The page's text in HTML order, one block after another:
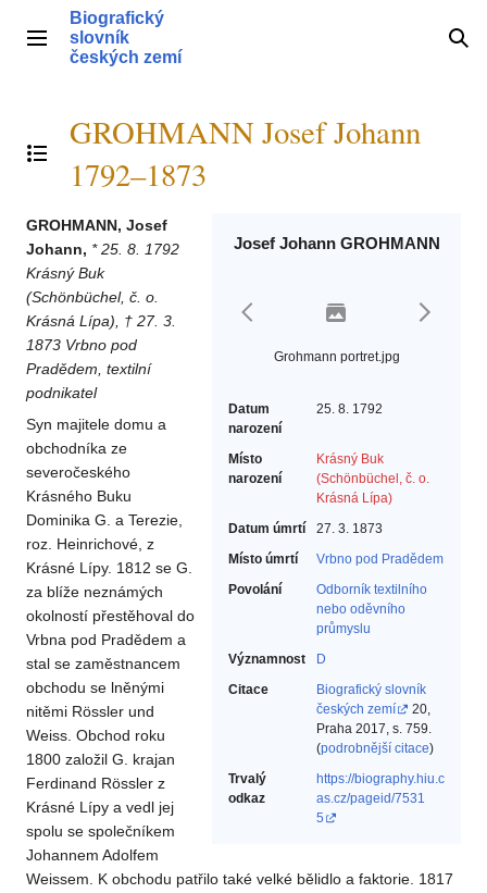
obsahHlavní menu
Biografický
slovník
českých zemí
Přepnout obsah
GROHMANN Josef Johann
1792–1873
Josef Johann GROHMANN
Grohmann portret.jpg
Datum
narození
25. 8. 1792
Místo
narození
Krásný Buk
(Schönbüchel, č. o.
Krásná Lípa)
Datum úmrtí
27. 3. 1873
Místo úmrtí
Vrbno pod Pradědem
Povolání
Odborník textilního
nebo oděvního
průmyslu‎
Významnost
D
Citace
Biografický slovník
českých zemí
20,
Praha 2017, s. 759.
(podrobnější citace)
Trvalý
odkaz
https://biography.hiu.c
as.cz/pageid/7531
5
GROHMANN, Josef
Johann, * 25. 8. 1792
Krásný Buk
(Schönbüchel, č. o.
Krásná Lípa), † 27. 3.
1873 Vrbno pod
Pradědem, textilní
podnikatel
Syn majitele domu a
obchodníka ze
severočeského
Krásného Buku
Dominika G. a Terezie,
roz. Heinrichové, z
Krásné Lípy. 1812 se G.
za blíže neznámých
okolností přestěhoval do
Vrbna pod Pradědem a
stal se zaměstnancem
obchodu se lněnými
nitěmi Rössler und
Weiss. Obchod roku
1800 založil G. krajan
Ferdinand Rössler z
Krásné Lípy a vedl jej
spolu se společníkem
Johannem Adolfem
Weissem. K obchodu patřilo také velké bělidlo a faktorie. 1817